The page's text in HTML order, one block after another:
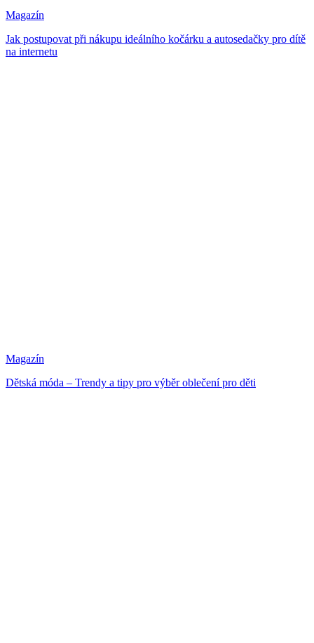
Magazín
Jak postupovat při nákupu ideálního kočárku a autosedačky pro dítě
na internetu
Magazín
Dětská móda – Trendy a tipy pro výběr oblečení pro děti